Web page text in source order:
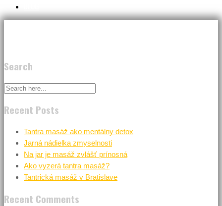
Search
Recent Posts
Tantra masáž ako mentálny detox
Jarná nádielka zmyselnosti
Na jar je masáž zvlášť prínosná
Ako vyzerá tantra masáž?
Tantrická masáž v Bratislave
Recent Comments